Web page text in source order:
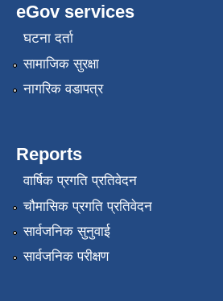
eGov services
घटना दर्ता
सामाजिक सुरक्षा
नागरिक वडापत्र
Reports
वार्षिक प्रगति प्रतिवेदन
चौमासिक प्रगति प्रतिवेदन
सार्वजनिक सुनुवाई
सार्वजनिक परीक्षण